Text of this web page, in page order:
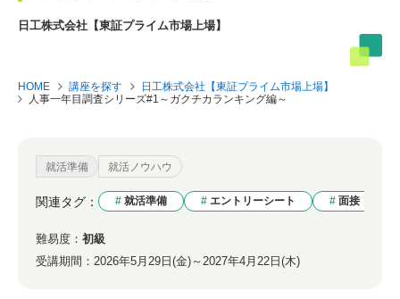
日工株式会社【東証プライム市場上場】
HOME 講座を探す
日工株式会社【東証プライム市場上場】
人事一年目調査シリーズ#1～ガクチカランキング編～
就活準備 就活ノウハウ
関連タグ： 就活準備 エントリーシート 面接
難易度： 初級
受講期間： 2026年5月29日(金)～2027年4月22日(木)